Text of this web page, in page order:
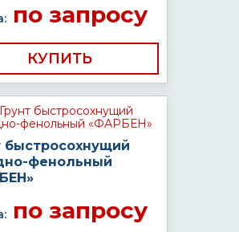
по запросу
КУПИТЬ
быстросохнущий
фенольный
по запросу